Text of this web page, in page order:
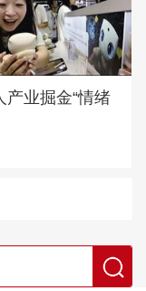
产业掘金“情绪